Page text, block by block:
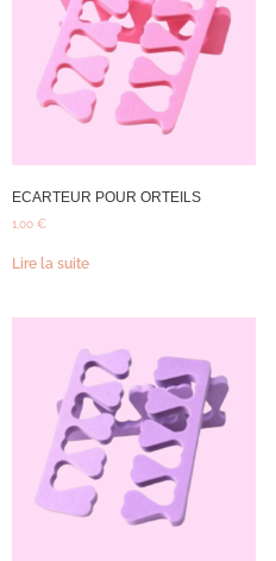
ECARTEUR POUR ORTEILS
1,00 €
Lire la suite